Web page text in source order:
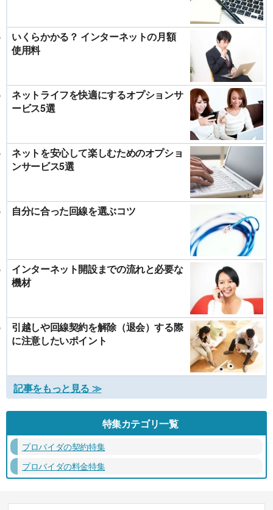
いくらかかる？ インターネットの月額
使用料
ネットライフを快適にするオプションサ
ービス5選
ネットを安心して楽しむためのオプショ
ンサービス5選
自分に合った回線を選ぶコツ
インターネット開設までの流れと必要な
機材
引越しや回線契約を解除（退会）する際
に注意したいポイント
記事をもっと見る ≫
特集カテゴリ一覧
プロバイダの契約特集
プロバイダの料金特集